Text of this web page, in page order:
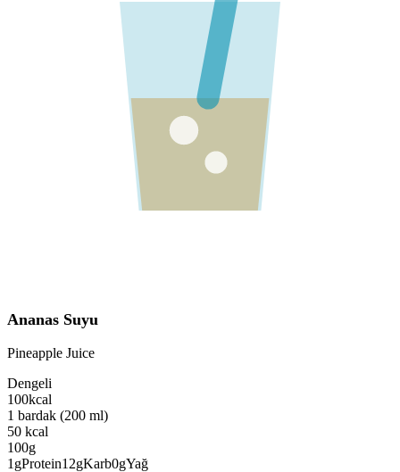
Ananas Suyu
Pineapple Juice
Dengeli
100kcal
1 bardak (200 ml)
50 kcal
100g
1 gProtein12gKarb0gYağ